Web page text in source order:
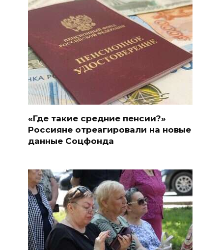
«Где такие средние пенсии?»
Россияне отреагировали на новые
данные Соцфонда